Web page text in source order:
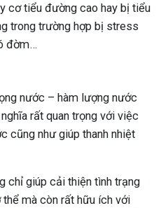
cơ tiểu đường cao hay bị tiểu
trong trường hợp bị stress
đờm…
nước – hàm lượng nước
rất quan trọng với việc
cũng như giúp thanh nhiệt
chỉ giúp cải thiện tình trạng
mà còn rất hữu ích với